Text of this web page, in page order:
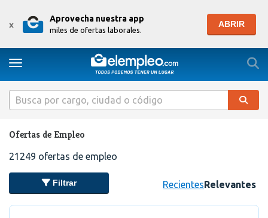
x
Aprovecha nuestra app
miles de ofertas laborales.
ABRIR
Toggle navigation
Ofertas de Empleo
21249 ofertas de empleo
Filtrar RecientesRelevantes